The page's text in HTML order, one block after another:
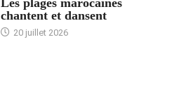
Les plages marocaines
chantent et dansent
20 juillet 2026